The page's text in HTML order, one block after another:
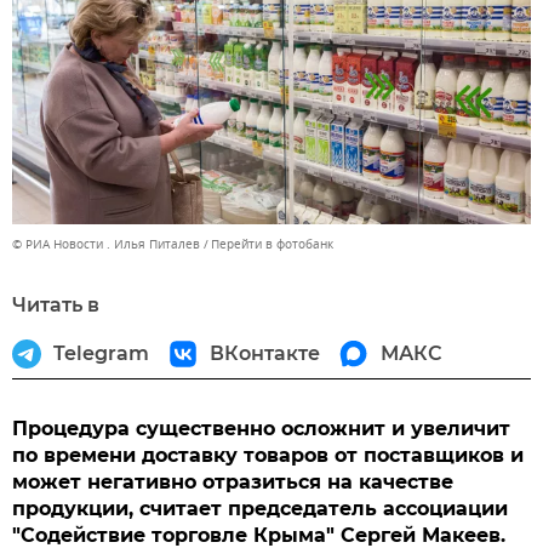
© РИА Новости . Илья Питалев Перейти в фотобанк
Читать в
Telegram ВКонтакте МАКС
Процедура существенно осложнит и увеличит
по времени доставку товаров от поставщиков и
может негативно отразиться на качестве
продукции, считает председатель ассоциации
"Содействие торговле Крыма" Сергей Макеев.